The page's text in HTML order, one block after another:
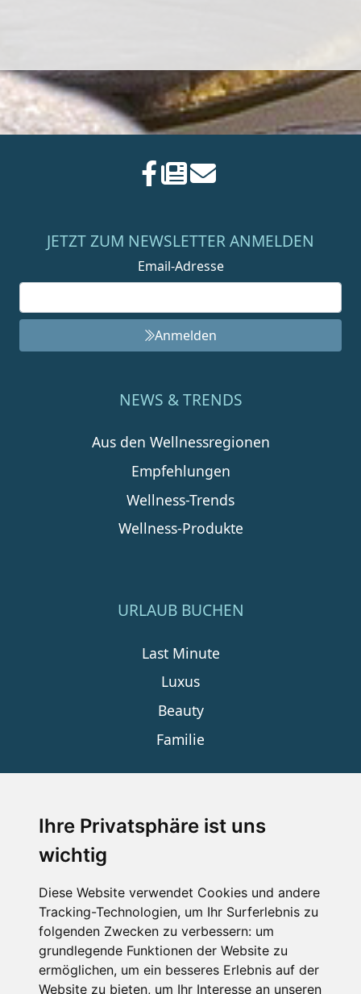
Ihre Privatsphäre ist uns
wichtig
Diese Website verwendet Cookies und andere
Tracking-Technologien, um Ihr Surferlebnis zu
folgenden Zwecken zu verbessern: um
grundlegende Funktionen der Website zu
ermöglichen, um ein besseres Erlebnis auf der
Website zu bieten, um Ihr Interesse an unseren
JETZT ZUM NEWSLETTER ANMELDEN
Email-Adresse
Anmelden
NEWS & TRENDS
Aus den Wellnessregionen
Empfehlungen
Wellness-Trends
Wellness-Produkte
URLAUB BUCHEN
Last Minute
Luxus
Beauty
Familie
SERVICE
Datenschutz
Nutzungsbedingungen
Kontakt